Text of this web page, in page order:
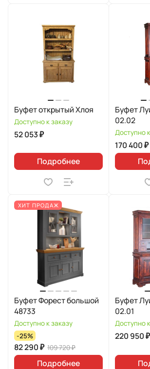
Буфет открытый Хлоя
Доступно к заказу
52 053 ₽
Подробнее
Буфет
02.02
Доступно
170 400 ₽
ХИТ ПРОДАЖ
Буфет Форест большой
48733
Доступно к заказу
-25%
82 290 ₽ 109 720 ₽
Подробнее
Буфет
02.01
Доступно
220 950 ₽